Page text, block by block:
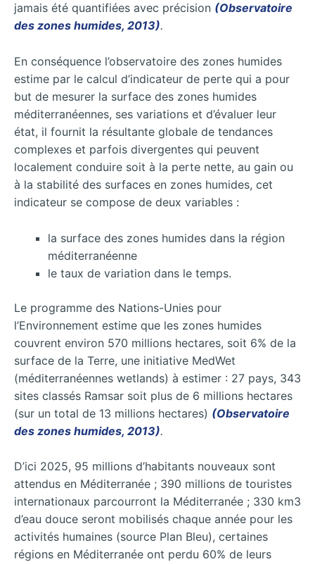
jamais été quantifiées avec précision (Observatoire
des zones humides, 2013).
En conséquence l’observatoire des zones humides
estime par le calcul d’indicateur de perte qui a pour
but de mesurer la surface des zones humides
méditerranéennes, ses variations et d’évaluer leur
état, il fournit la résultante globale de tendances
complexes et parfois divergentes qui peuvent
localement conduire soit à la perte nette, au gain ou
à la stabilité des surfaces en zones humides, cet
indicateur se compose de deux variables :
la surface des zones humides dans la région
méditerranéenne
le taux de variation dans le temps.
Le programme des Nations-Unies pour
l’Environnement estime que les zones humides
couvrent environ 570 millions hectares, soit 6% de la
surface de la Terre, une initiative MedWet
(méditerranéennes wetlands) à estimer : 27 pays, 343
sites classés Ramsar soit plus de 6 millions hectares
(sur un total de 13 millions hectares) (Observatoire
des zones humides, 2013).
D’ici 2025, 95 millions d’habitants nouveaux sont
attendus en Méditerranée ; 390 millions de touristes
internationaux parcourront la Méditerranée ; 330 km3
d’eau douce seront mobilisés chaque année pour les
activités humaines (source Plan Bleu), certaines
régions en Méditerranée ont perdu 60% de leurs